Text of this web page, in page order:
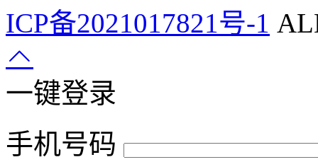
ICP备2021017821号-1
一键登录
手机号码